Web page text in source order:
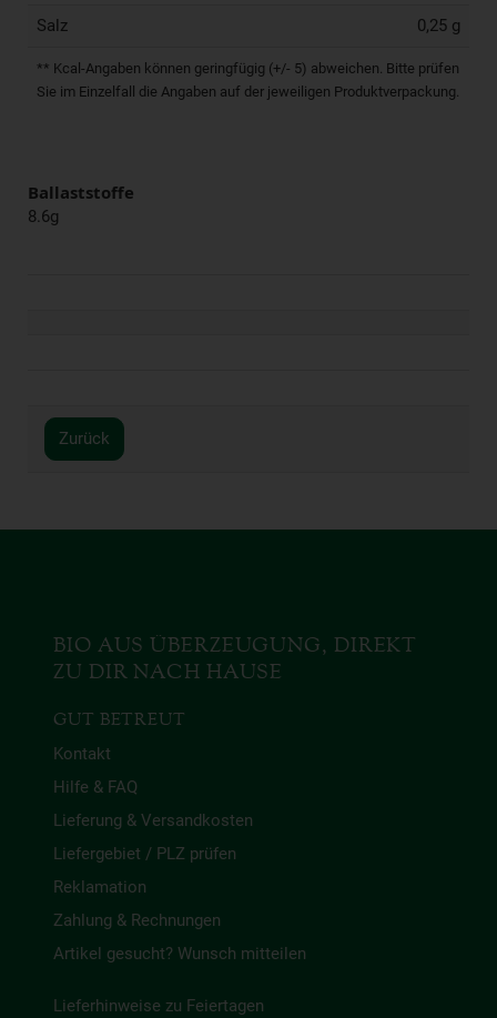
Salz 0,25 g
** Kcal-Angaben können geringfügig (+/- 5) abweichen. Bitte prüfen
Sie im Einzelfall die Angaben auf der jeweiligen Produktverpackung.
Ballaststoffe
8.6g
Zurück
BIO AUS ÜBERZEUGUNG, DIREKT
ZU DIR NACH HAUSE
GUT BETREUT
Kontakt
Hilfe & FAQ
Lieferung & Versandkosten
Liefergebiet / PLZ prüfen
Reklamation
Zahlung & Rechnungen
Artikel gesucht? Wunsch mitteilen
Lieferhinweise zu Feiertagen